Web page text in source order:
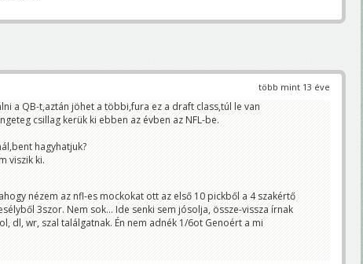
több mint 13 éve
a QB-t,aztán jöhet a többi,fura ez a draft class,túl le van
csillag kerük ki ebben az évben az NFL-be.
hagyhatjuk?
viszik ki.
nézem az nfl-es mockokat ott az első 10 pickből a 4 szakértő
3szor. Nem sok... Ide senki sem jósolja, össze-vissza írnak
dl, wr, szal találgatnak. Én nem adnék 1/6ot Genoért a mi